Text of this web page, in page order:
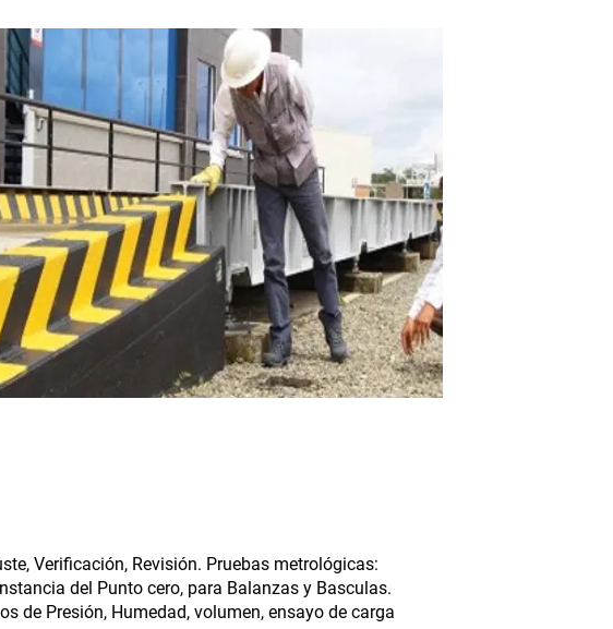
Verificación, Revisión. Pruebas metrológicas:
del Punto cero, para Balanzas y Basculas.
de Presión, Humedad, volumen, ensayo de carga